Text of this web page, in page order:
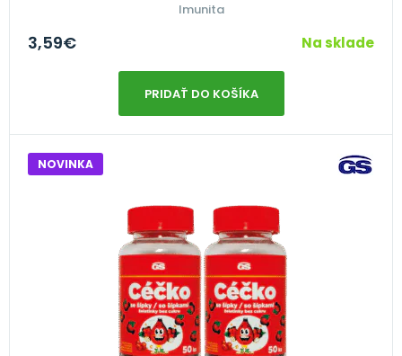
Imunita
3,59€ Na sklade
PRIDAŤ DO KOŠÍKA
NOVINKA